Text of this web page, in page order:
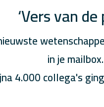
‘Vers van de
in je mailbox.
4.000 collega's